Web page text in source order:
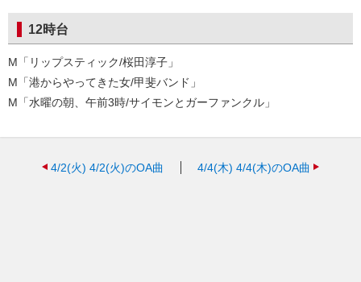
12時台
M「リップスティック/桜田淳子」
M「港からやってきた女/甲斐バンド」
M「水曜の朝、午前3時/サイモンとガーファンクル」
4/2(火) 4/2(火)のOA曲 4/4(木) 4/4(木)のOA曲